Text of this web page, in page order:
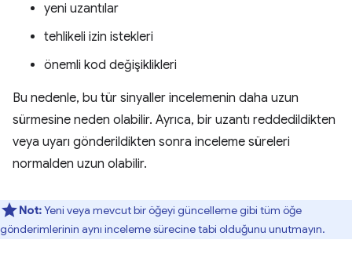
yeni uzantılar
tehlikeli izin istekleri
önemli kod değişiklikleri
Bu nedenle, bu tür sinyaller incelemenin daha uzun
sürmesine neden olabilir. Ayrıca, bir uzantı reddedildikten
veya uyarı gönderildikten sonra inceleme süreleri
normalden uzun olabilir.
Not:Yeni veya mevcut bir öğeyi güncelleme gibi tüm öğe
gönderimlerinin aynı inceleme sürecine tabi olduğunu unutmayın.